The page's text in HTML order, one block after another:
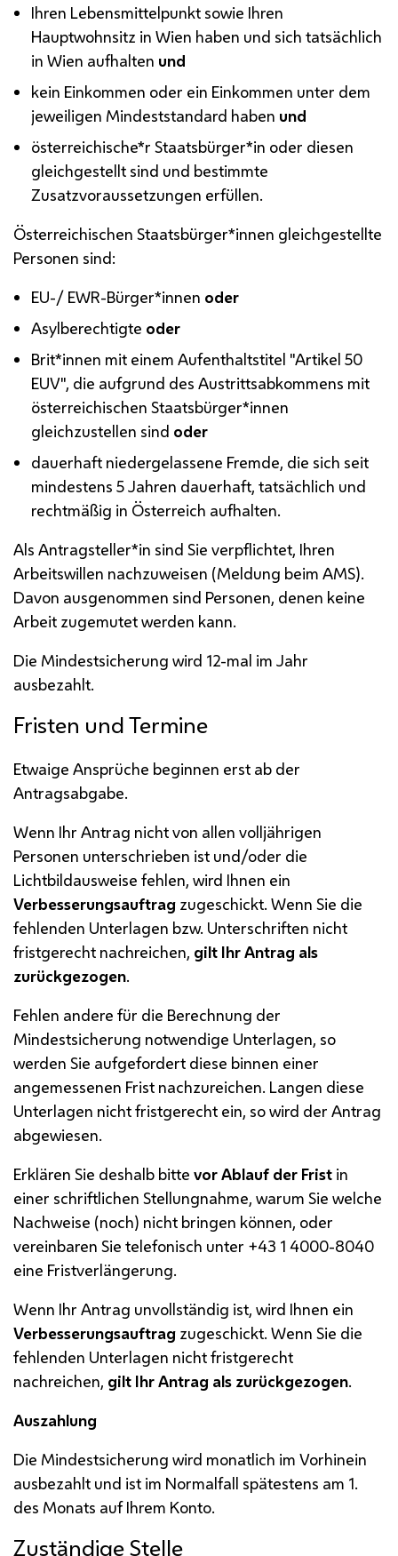
Ihren Lebensmittelpunkt sowie Ihren
Hauptwohnsitz in Wien haben und sich tatsächlich
in Wien aufhalten und
kein Einkommen oder ein Einkommen unter dem
jeweiligen Mindeststandard haben und
österreichische*r Staatsbürger*in oder diesen
gleichgestellt sind und bestimmte
Zusatzvoraussetzungen erfüllen.
Österreichischen Staatsbürger*innen gleichgestellte
Personen sind:
EU-/ EWR-Bürger*innen oder
Asylberechtigte oder
Brit*innen mit einem Aufenthaltstitel "Artikel 50
EUV", die aufgrund des Austrittsabkommens mit
österreichischen Staatsbürger*innen
gleichzustellen sind oder
dauerhaft niedergelassene Fremde, die sich seit
mindestens 5 Jahren dauerhaft, tatsächlich und
rechtmäßig in Österreich aufhalten.
Als Antragsteller*in sind Sie verpflichtet, Ihren
Arbeitswillen nachzuweisen (Meldung beim AMS).
Davon ausgenommen sind Personen, denen keine
Arbeit zugemutet werden kann.
Die Mindestsicherung wird 12-mal im Jahr
ausbezahlt.
Fristen und Termine
Etwaige Ansprüche beginnen erst ab der
Antragsabgabe.
Wenn Ihr Antrag nicht von allen volljährigen
Personen unterschrieben ist und/oder die
Lichtbildausweise fehlen, wird Ihnen ein
Verbesserungsauftrag zugeschickt. Wenn Sie die
fehlenden Unterlagen bzw. Unterschriften nicht
fristgerecht nachreichen, gilt Ihr Antrag als
zurückgezogen.
Fehlen andere für die Berechnung der
Mindestsicherung notwendige Unterlagen, so
werden Sie aufgefordert diese binnen einer
angemessenen Frist nachzureichen. Langen diese
Unterlagen nicht fristgerecht ein, so wird der Antrag
abgewiesen.
Erklären Sie deshalb bitte vor Ablauf der Frist in
einer schriftlichen Stellungnahme, warum Sie welche
Nachweise (noch) nicht bringen können, oder
vereinbaren Sie telefonisch unter +43 1 4000-8040
eine Fristverlängerung.
Wenn Ihr Antrag unvollständig ist, wird Ihnen ein
Verbesserungsauftrag zugeschickt. Wenn Sie die
fehlenden Unterlagen nicht fristgerecht
nachreichen, gilt Ihr Antrag als zurückgezogen.
Auszahlung
Die Mindestsicherung wird monatlich im Vorhinein
ausbezahlt und ist im Normalfall spätestens am 1.
des Monats auf Ihrem Konto.
Zuständige Stelle